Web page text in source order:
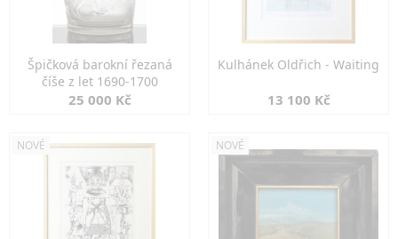
Špičková barokní řezaná
číše z let 1690-1700
25 000 Kč
Kulhánek Oldřich - Waiting
13 100 Kč
NOVÉ NOVÉ